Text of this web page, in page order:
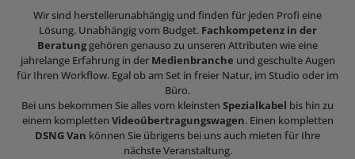
Wir sind herstellerunabhängig und finden für jeden Profi eine
Lösung. Unabhängig vom Budget. Fachkompetenz in der
Beratunggehören genauso zu unseren Attributen wie eine
jahrelange Erfahrung in der Medienbranche und geschulte Augen
für Ihren Workflow. Egal ob am Set in freier Natur, im Studio oder im
Büro.
Bei uns bekommen Sie alles vom kleinsten Spezialkabel bis hin zu
einem kompletten Videoübertragungswagen. Einen kompletten
DSNG Van können Sie übrigens bei uns auch mieten für Ihre
nächste Veranstaltung.